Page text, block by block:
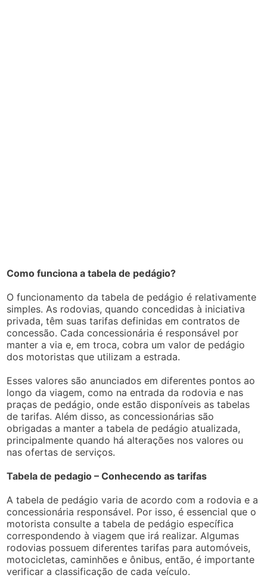
Como funciona a tabela de pedágio?
O funcionamento da tabela de pedágio é relativamente
simples. As rodovias, quando concedidas à iniciativa
privada, têm suas tarifas definidas em contratos de
concessão. Cada concessionária é responsável por
manter a via e, em troca, cobra um valor de pedágio
dos motoristas que utilizam a estrada.
Esses valores são anunciados em diferentes pontos ao
longo da viagem, como na entrada da rodovia e nas
praças de pedágio, onde estão disponíveis as tabelas
de tarifas. Além disso, as concessionárias são
obrigadas a manter a tabela de pedágio atualizada,
principalmente quando há alterações nos valores ou
nas ofertas de serviços.
Tabela de pedagio – Conhecendo as tarifas
A tabela de pedágio varia de acordo com a rodovia e a
concessionária responsável. Por isso, é essencial que o
motorista consulte a tabela de pedágio específica
correspondendo à viagem que irá realizar. Algumas
rodovias possuem diferentes tarifas para automóveis,
motocicletas, caminhões e ônibus, então, é importante
verificar a classificação de cada veículo.